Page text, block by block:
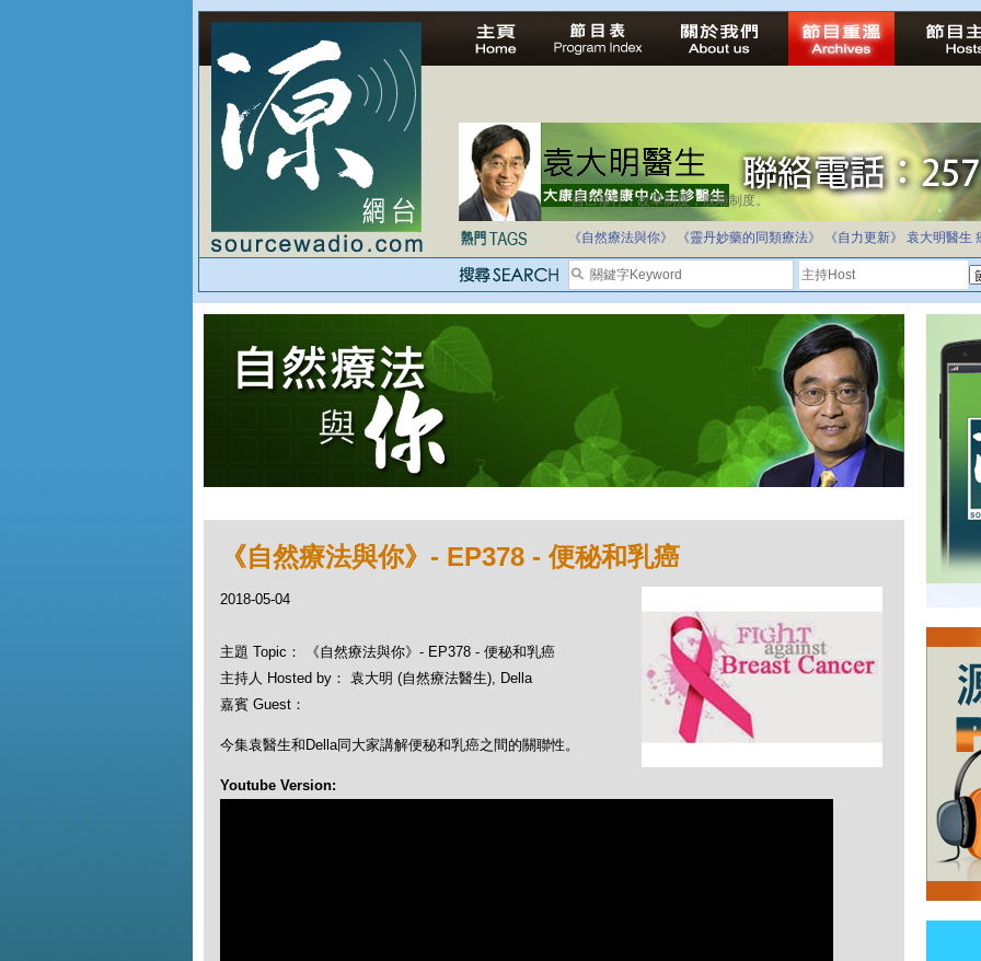
自己修行，改革制度，脫離制度。
《自然療法與你》 《靈丹妙藥的同類療法》 《自力更新》 袁大明醫生
《自然療法與你》- EP378 - 便秘和乳癌
2018-05-04
主題 Topic： 《自然療法與你》- EP378 - 便秘和乳癌
主持人 Hosted by： 袁大明 (自然療法醫生), Della
嘉賓 Guest：
今集袁醫生和Della同大家講解便秘和乳癌之間的關聯性。
Youtube Version: